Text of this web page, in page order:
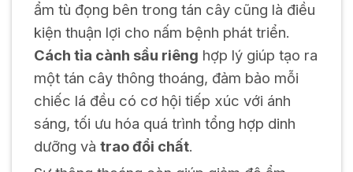
ẩm tù đọng bên trong tán cây cũng là điều
kiện thuận lợi cho nấm bệnh phát triển.
Cách tỉa cành sầu riêng hợp lý giúp tạo ra
một tán cây thông thoáng, đảm bảo mỗi
chiếc lá đều có cơ hội tiếp xúc với ánh
sáng, tối ưu hóa quá trình tổng hợp dinh
dưỡng và trao đổi chất.